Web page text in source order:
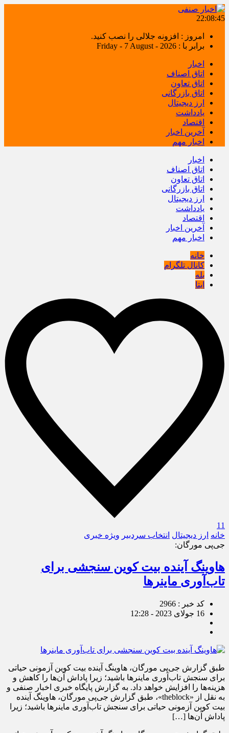
22:08:46
امروز : افزونه جلالی را نصب کنید.
برابر با : Friday - 7 August - 2026
اخبار
اتاق اصناف
اتاق تعاون
اتاق بازرگانی
ارز دیجیتال
یادداشت
اقتصاد
آخرین اخبار
اخبار مهم
اخبار
اتاق اصناف
اتاق تعاون
اتاق بازرگانی
ارز دیجیتال
یادداشت
اقتصاد
آخرین اخبار
اخبار مهم
خانه
کانال تلگرام
بله
ایتا
11
خانه ارز دیجیتال انتخاب سردبیر ویژه خبری
جی‌پی مورگان:
هاوینگ آینده بیت کوین سنجشی برای
تاب‌آوری ماینرها
کد خبر : 2966
16 جولای 2023 - 12:28
طبق گزارش جی‌پی مورگان، هاوینگ آینده بیت کوین آزمونی حیاتی
برای سنجش تاب‌آوری ماینرها باشید؛ زیرا پاداش آن‌ها را کاهش و
هزینه‌‌ها را افزایش خواهد داد. به گزارش پایگاه خبری اخبار صنفی و
به نقل از «theblock»، طبق گزارش جی‌پی مورگان، هاوینگ آینده
بیت کوین آزمونی حیاتی برای سنجش تاب‌آوری ماینرها باشید؛ زیرا
پاداش آن‌ها […]